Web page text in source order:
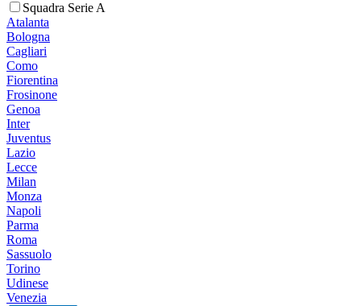
Squadra Serie A
Atalanta
Bologna
Cagliari
Como
Fiorentina
Frosinone
Genoa
Inter
Juventus
Lazio
Lecce
Milan
Monza
Napoli
Parma
Roma
Sassuolo
Torino
Udinese
Venezia